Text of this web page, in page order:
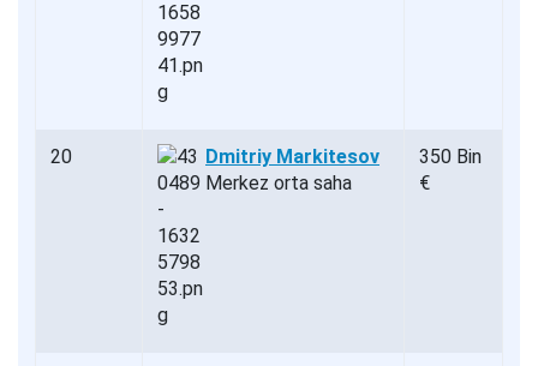
20
Dmitriy Markitesov
Merkez orta saha
350 Bin
€